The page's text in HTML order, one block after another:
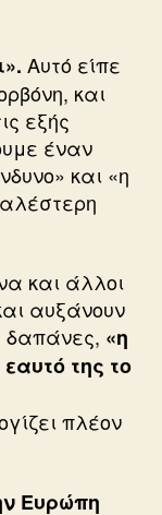
Αυτό είπε
και
εξής
έναν
και «η
και άλλοι
αυξάνουν
δαπάνες, «η
της το
πλέον
Ευρώπη